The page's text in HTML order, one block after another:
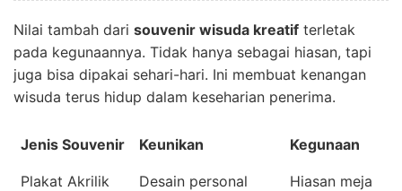
Nilai tambah dari souvenir wisuda kreatif terletak
pada kegunaannya. Tidak hanya sebagai hiasan, tapi
juga bisa dipakai sehari-hari. Ini membuat kenangan
wisuda terus hidup dalam keseharian penerima.
Jenis Souvenir Keunikan Kegunaan
Plakat Akrilik
Desain personal
Hiasan meja